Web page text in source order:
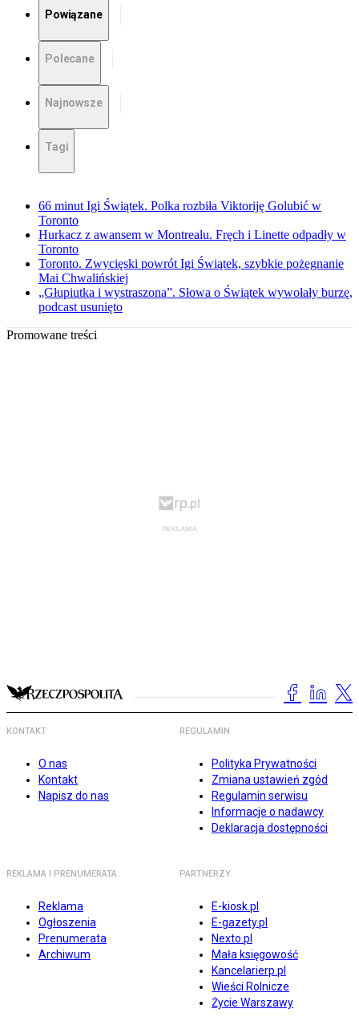
Powiązane
Polecane
Najnowsze
Tagi
66 minut Igi Świątek. Polka rozbiła Viktoriję Golubić w
Toronto
Hurkacz z awansem w Montrealu. Fręch i Linette odpadły w
Toronto
Toronto. Zwycięski powrót Igi Świątek, szybkie pożegnanie
Mai Chwalińskiej
„Głupiutka i wystraszona”. Słowa o Świątek wywołały burzę,
podcast usunięto
Promowane treści
KONTAKT
O nas
Kontakt
Napisz do nas
REGULAMIN
Polityka Prywatności
Zmiana ustawień zgód
Regulamin serwisu
Informacje o nadawcy
Deklaracja dostępności
REKLAMA I PRENUMERATA
Reklama
Ogłoszenia
Prenumerata
Archiwum
PARTNERZY
E-kiosk.pl
E-gazety.pl
Nexto.pl
Mała księgowość
Kancelarierp.pl
Wieści Rolnicze
Życie Warszawy